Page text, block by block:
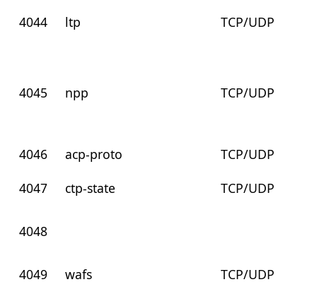
4044 ltp TCP/UDP
4045 npp TCP/UDP
4046 acp-proto
TCP/UDP
4047
ctp-state TCP/UDP
4048
4049 wafs TCP/UDP